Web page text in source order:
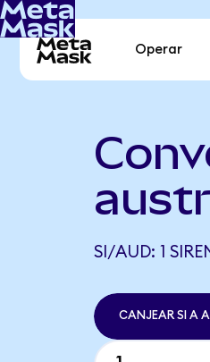
Operar
SI/AUD: 1
CANJEAR SI A